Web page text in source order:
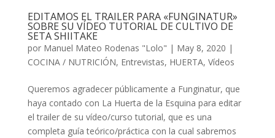
EDITAMOS EL TRAILER PARA «FUNGINATUR»
SOBRE SU VÍDEO TUTORIAL DE CULTIVO DE
SETA SHIITAKE
por Manuel Mateo Rodenas "Lolo" | May 8, 2020 |
COCINA / NUTRICIÓN, Entrevistas, HUERTA, Vídeos
Queremos agradecer públicamente a Funginatur, que
haya contado con La Huerta de la Esquina para editar
el trailer de su vídeo/curso tutorial, que es una
completa guía teórico/práctica con la cual sabremos